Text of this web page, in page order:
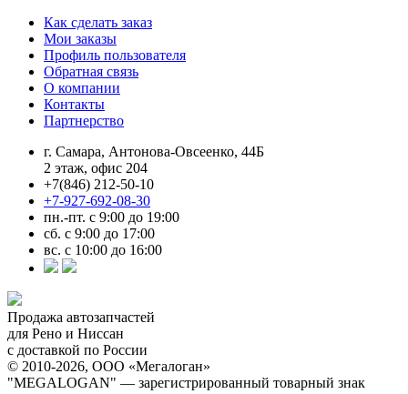
Как сделать заказ
Мои заказы
Профиль пользователя
Обратная связь
О компании
Контакты
Партнерство
г. Самара, Антонова-Овсеенко, 44Б
2 этаж, офис 204
+7(846) 212-50-10
+7-927-692-08-30
пн.-пт. с 9:00 до 19:00
сб. с 9:00 до 17:00
вс. с 10:00 до 16:00
Продажа автозапчастей
для Рено и Ниссан
с доставкой по России
© 2010-2026, ООО «Мегалоган»
"MEGALOGAN" — зарегистрированный товарный знак